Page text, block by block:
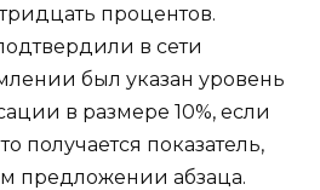
процентов.
в сети
был указан уровень
в размере 10%, если
получается показатель,
предложении абзаца.